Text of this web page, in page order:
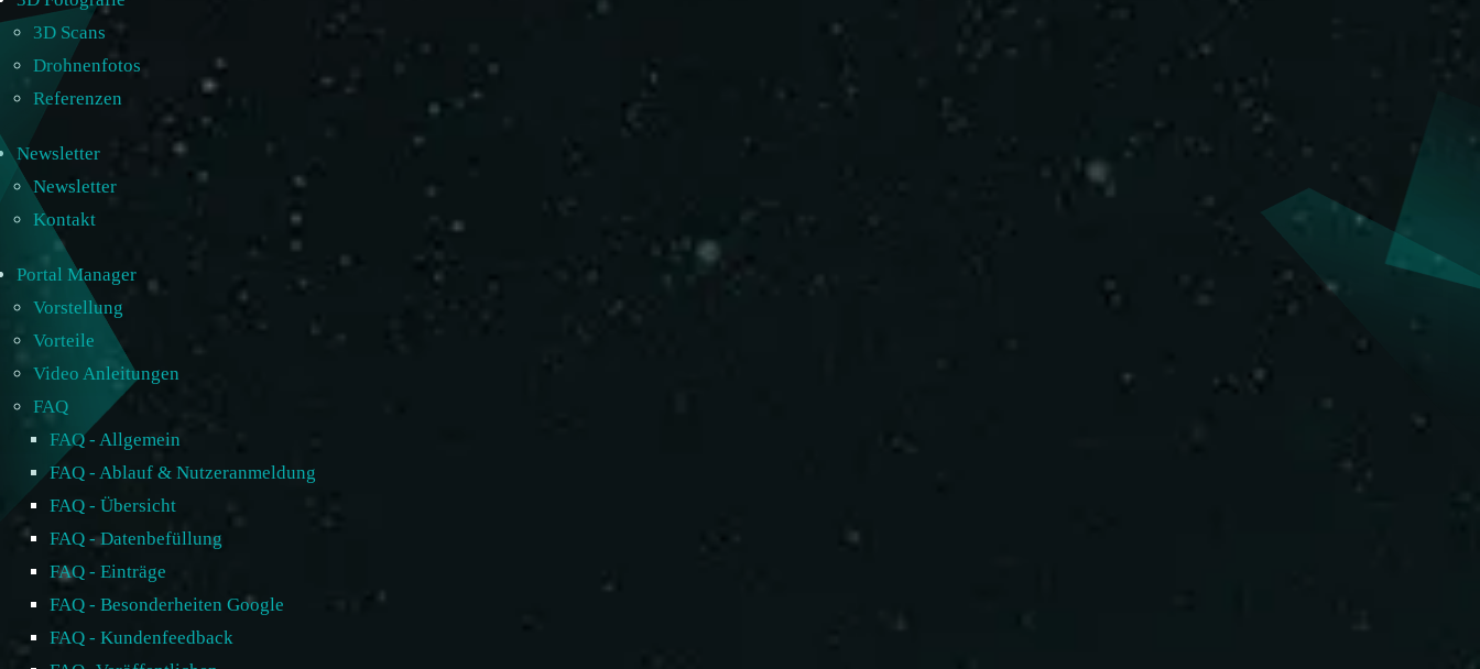
3D Scans
Drohnenfotos
Referenzen
Newsletter
Newsletter
Kontakt
Portal Manager
Vorstellung
Vorteile
Video Anleitungen
FAQ
FAQ - Allgemein
FAQ - Ablauf & Nutzeranmeldung
FAQ - Übersicht
FAQ - Datenbefüllung
FAQ - Einträge
FAQ - Besonderheiten Google
FAQ - Kundenfeedback